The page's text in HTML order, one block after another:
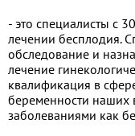
- это специалисты с
лечении бесплодия.
обследование и
лечение
квалификация в
беременности наших
заболеваниями как